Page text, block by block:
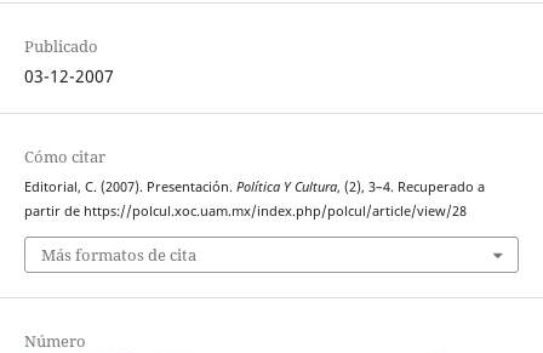
Publicado
03-12-2007
Cómo citar
Editorial, C. (2007). Presentación. Política Y Cultura, (2), 3–4. Recuperado a
partir de https://polcul.xoc.uam.mx/index.php/polcul/article/view/28
Más formatos de cita
Número